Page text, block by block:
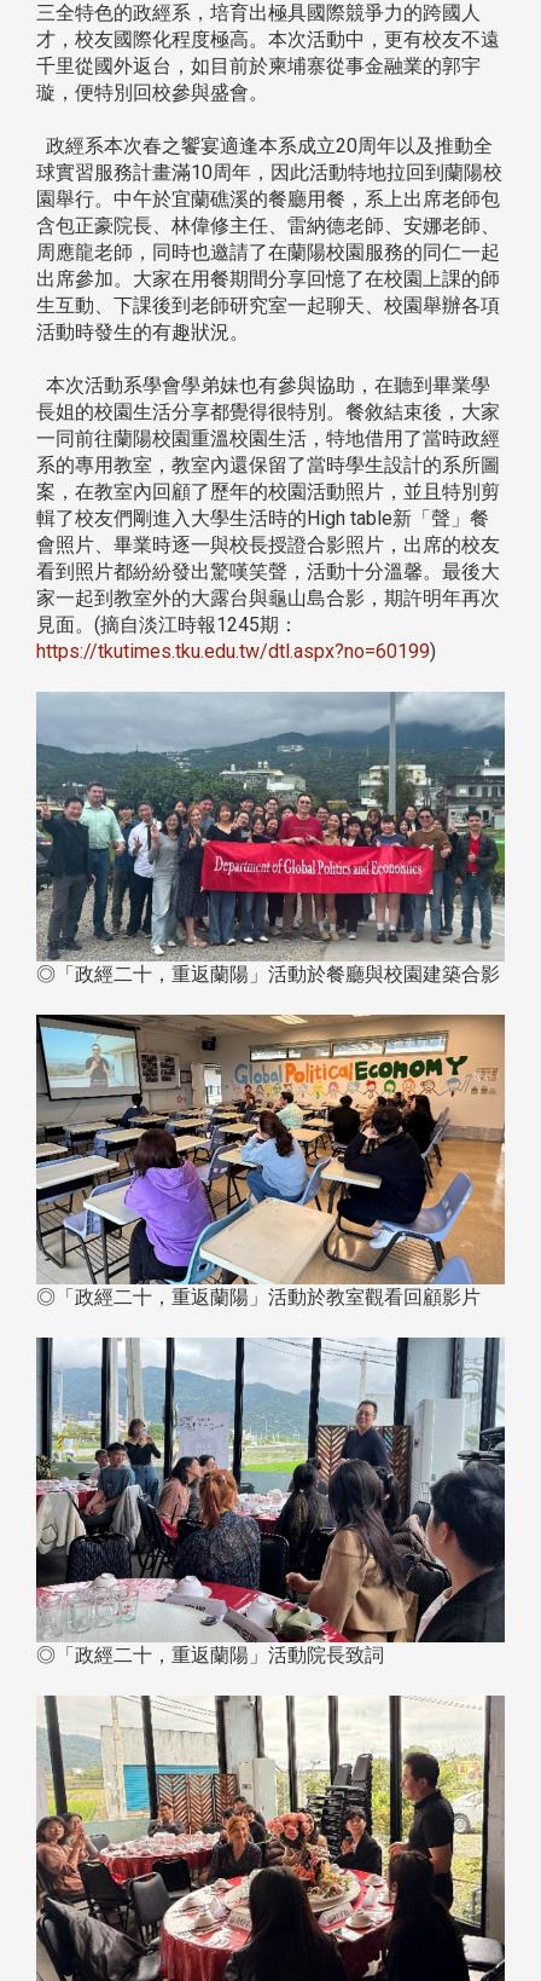
三全特色的政經系，培育出極具國際競爭力的跨國人
才，校友國際化程度極高。本次活動中，更有校友不遠
千里從國外返台，如目前於柬埔寨從事金融業的郭宇
璇，便特別回校參與盛會。
政經系本次春之饗宴適逢本系成立20周年以及推動全
球實習服務計畫滿10周年，因此活動特地拉回到蘭陽校
園舉行。中午於宜蘭礁溪的餐廳用餐，系上出席老師包
含包正豪院長、林偉修主任、雷納德老師、安娜老師、
周應龍老師，同時也邀請了在蘭陽校園服務的同仁一起
出席參加。大家在用餐期間分享回憶了在校園上課的師
生互動、下課後到老師研究室一起聊天、校園舉辦各項
活動時發生的有趣狀況。
本次活動系學會學弟妹也有參與協助，在聽到畢業學
長姐的校園生活分享都覺得很特別。餐敘結束後，大家
一同前往蘭陽校園重溫校園生活，特地借用了當時政經
系的專用教室，教室內還保留了當時學生設計的系所圖
案，在教室內回顧了歷年的校園活動照片，並且特別剪
輯了校友們剛進入大學生活時的High table新「聲」餐
會照片、畢業時逐一與校長授證合影照片，出席的校友
看到照片都紛紛發出驚嘆笑聲，活動十分溫馨。最後大
家一起到教室外的大露台與龜山島合影，期許明年再次
見面。(摘自淡江時報1245期：
https://tkutimes.tku.edu.tw/dtl.aspx?no=60199)
◎「政經二十，重返蘭陽」活動於餐廳與校園建築合影
◎「政經二十，重返蘭陽」活動於教室觀看回顧影片
◎「政經二十，重返蘭陽」活動院長致詞